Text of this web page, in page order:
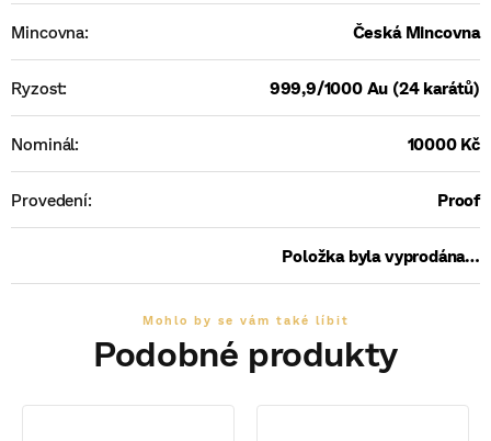
Mincovna: Česká Mincovna
Ryzost: 999,9/1000 Au (24 karátů)
Nominál: 10000 Kč
Provedení: Proof
Položka byla vyprodána…